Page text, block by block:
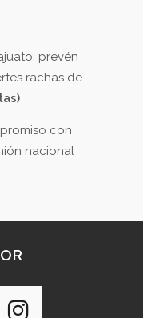
prevén
rachas de
con
nacional